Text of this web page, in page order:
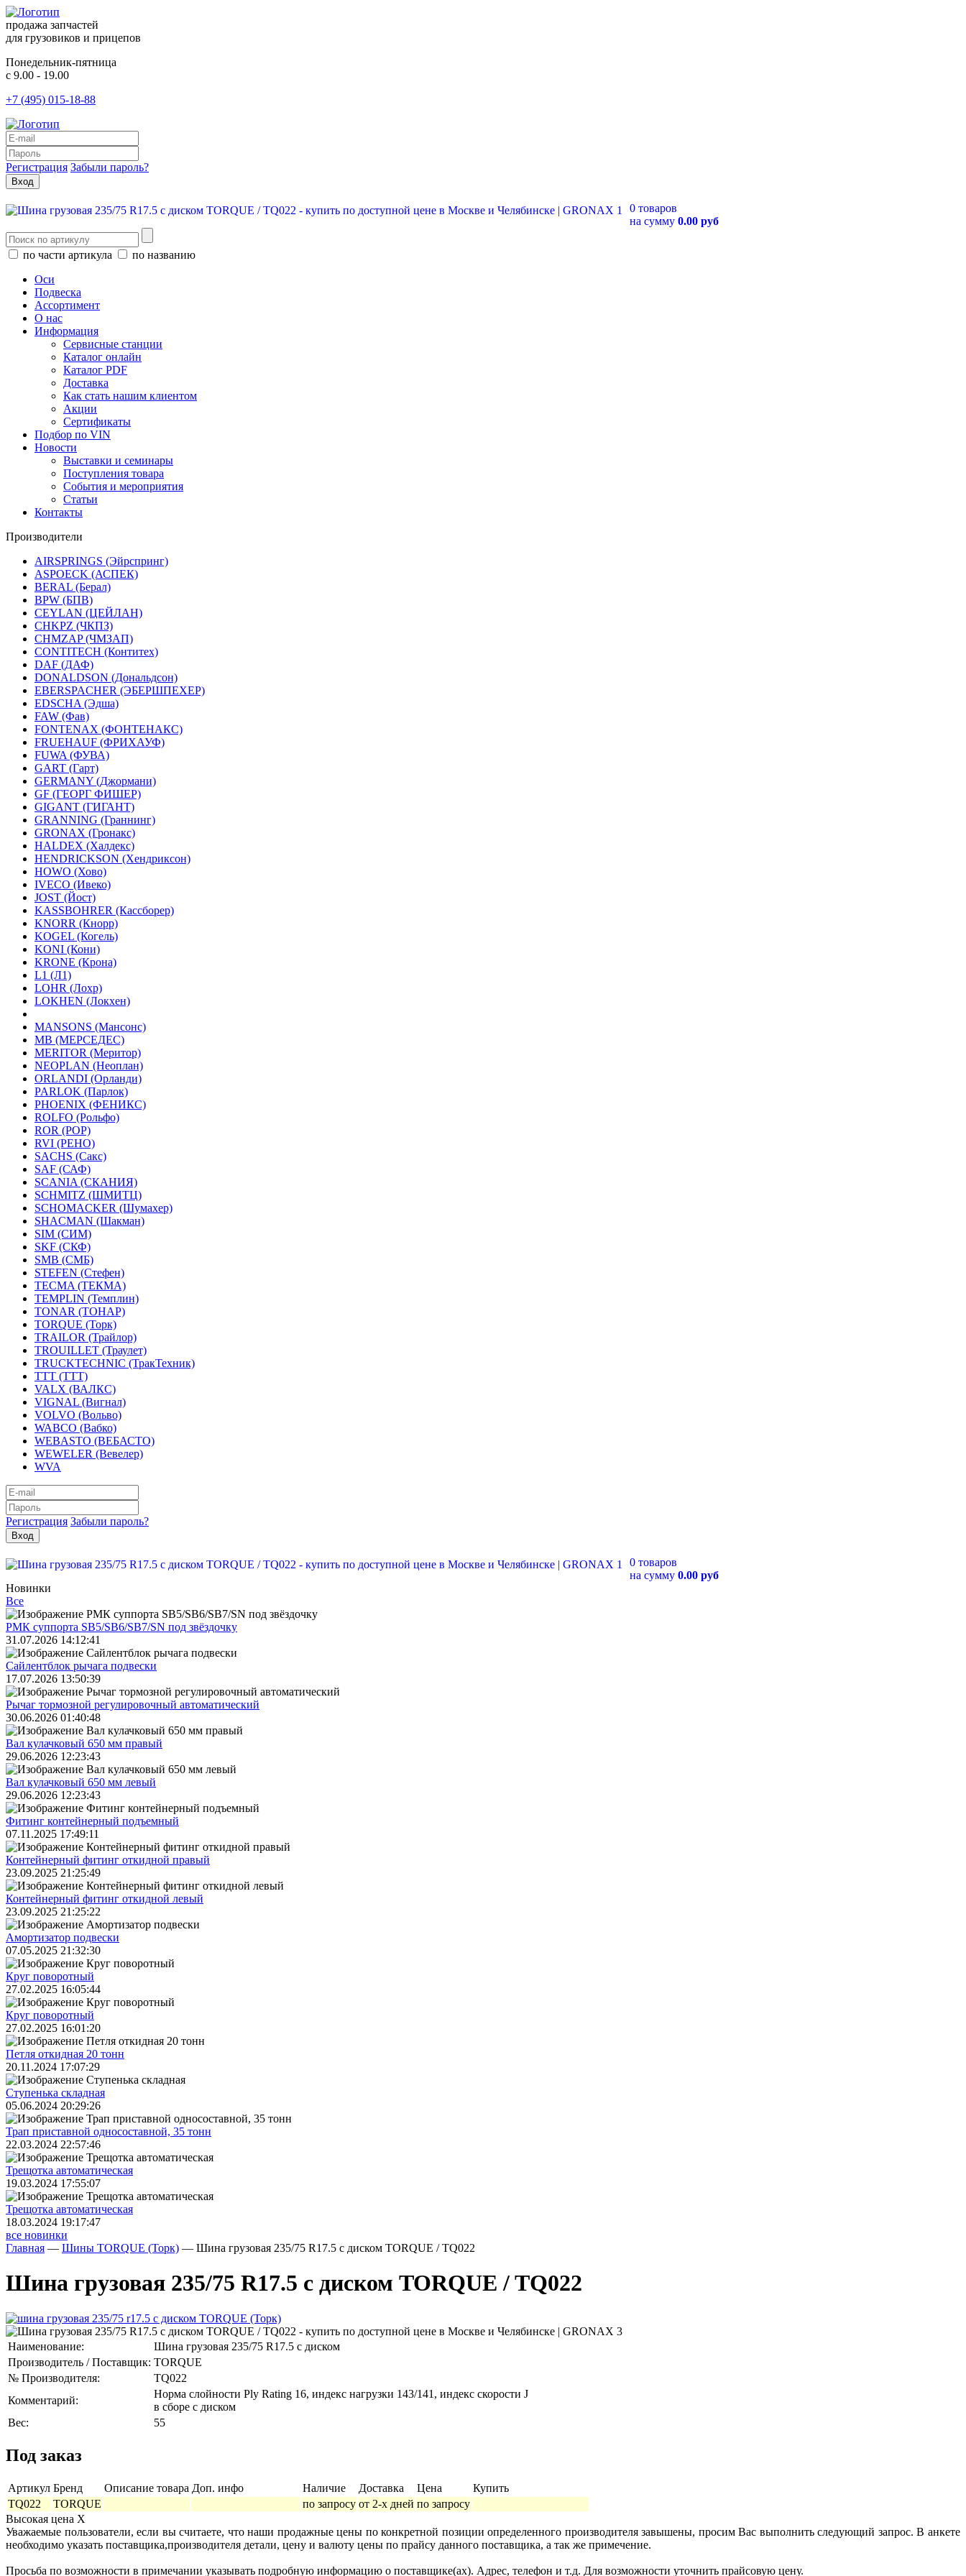
продажа запчастей
для грузовиков и прицепов
Понедельник-пятница
с 9.00 - 19.00
+7 (495) 015-18-88
Регистрация Забыли пароль?
0 товаров
на сумму 0.00 руб
по части артикула
по названию
Оси
Подвеска
Ассортимент
О нас
Информация
Сервисные станции
Каталог онлайн
Каталог PDF
Доставка
Как стать нашим клиентом
Акции
Сертификаты
Подбор по VIN
Новости
Выставки и семинары
Поступления товара
События и мероприятия
Статьи
Контакты
Производители
AIRSPRINGS (Эйрспринг)
ASPOECK (АСПЕК)
BERAL (Берал)
BPW (БПВ)
CEYLAN (ЦЕЙЛАН)
CHKPZ (ЧКПЗ)
CHMZAP (ЧМЗАП)
CONTITECH (Контитех)
DAF (ДАФ)
DONALDSON (Дональдсон)
EBERSPACHER (ЭБЕРШПЕХЕР)
EDSCHA (Эдша)
FAW (Фав)
FONTENAX (ФОНТЕНАКС)
FRUEHAUF (ФРИХАУФ)
FUWA (ФУВА)
GART (Гарт)
GERMANY (Джормани)
GF (ГЕОРГ ФИШЕР)
GIGANT (ГИГАНТ)
GRANNING (Граннинг)
GRONAX (Гронакс)
HALDEX (Халдекс)
HENDRICKSON (Хендриксон)
HOWO (Хово)
IVECO (Ивеко)
JOST (Йост)
KASSBOHRER (Касcборер)
KNORR (Кнорр)
KOGEL (Когель)
KONI (Кони)
KRONE (Крона)
L1 (Л1)
LOHR (Лохр)
LOKHEN (Локхен)
MANSONS (Мансонс)
MB (МЕРСЕДЕС)
MERITOR (Меритор)
NEOPLAN (Неоплан)
ORLANDI (Орланди)
PARLOK (Парлок)
PHOENIX (ФЕНИКС)
ROLFO (Рольфо)
ROR (РОР)
RVI (РЕНО)
SACHS (Сакс)
SAF (САФ)
SCANIA (СКАНИЯ)
SCHMITZ (ШМИТЦ)
SCHOMACKER (Шумахер)
SHACMAN (Шакман)
SIM (СИМ)
SKF (СКФ)
SMB (СМБ)
STEFEN (Стефен)
TECMA (ТЕКМА)
TEMPLIN (Темплин)
TONAR (ТОНАР)
TORQUE (Торк)
TRAILOR (Трайлор)
TROUILLET (Траулет)
TRUCKTECHNIC (ТракТехник)
TTT (ТТТ)
VALX (ВАЛКС)
VIGNAL (Вигнал)
VOLVO (Вольво)
WABCO (Вабко)
WEBASTO (ВЕБАСТО)
WEWELER (Вевелер)
WVA
Регистрация Забыли пароль?
0 товаров
на сумму 0.00 руб
Новинки
Все
РМК суппорта SB5/SB6/SB7/SN под звёздочку
31.07.2026 14:12:41
Сайлентблок рычага подвески
17.07.2026 13:50:39
Рычаг тормозной регулировочный автоматический
30.06.2026 01:40:48
Вал кулачковый 650 мм правый
29.06.2026 12:23:43
Вал кулачковый 650 мм левый
29.06.2026 12:23:43
Фитинг контейнерный подъемный
07.11.2025 17:49:11
Контейнерный фитинг откидной правый
23.09.2025 21:25:49
Контейнерный фитинг откидной левый
23.09.2025 21:25:22
Амортизатор подвески
07.05.2025 21:32:30
Круг поворотный
27.02.2025 16:05:44
Круг поворотный
27.02.2025 16:01:20
Петля откидная 20 тонн
20.11.2024 17:07:29
Ступенька складная
05.06.2024 20:29:26
Трап приставной односоставной, 35 тонн
22.03.2024 22:57:46
Трещoтка автоматическая
19.03.2024 17:55:07
Трещoтка автоматическая
18.03.2024 19:17:47
все новинки
Главная — Шины TORQUE (Торк) — Шина грузовая 235/75 R17.5 с диском TORQUE / TQ022
Шина грузовая 235/75 R17.5 с диском TORQUE / TQ022
Наименование:
Шина грузовая 235/75 R17.5 с диском
Производитель / Поставщик: TORQUE
№ Производителя:
TQ022
Комментарий:
Норма слойности Ply Rating 16, индекс нагрузки 143/141, индекс скорости J
в сборе с диском
Вес:
55
Под заказ
Артикул Бренд Описание товара Доп. инфо Наличие Доставка Цена
Купить
TQ022
TORQUE по запросу от 2-х дней по запросу
Высокая цена X
Уважаемые пользователи, если вы считаете, что наши продажные цены по конкретной позиции определенного производителя завышены, просим Вас выполнить следующий запрос. В анкете
необходимо указать поставщика,производителя детали, цену и валюту цены по прайсу данного поставщика, а так же примечение.
Просьба по возможности в примечании указывать подробную информацию о поставщике(ах). Адрес, телефон и т.д. Для возможности уточнить прайсовую цену.